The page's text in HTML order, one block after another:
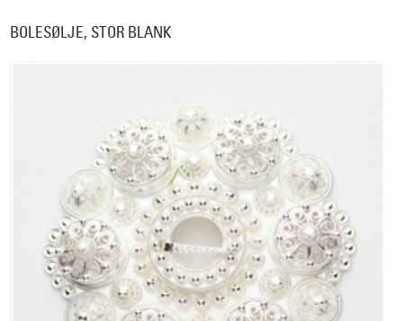
BOLESØLJE, STOR BLANK